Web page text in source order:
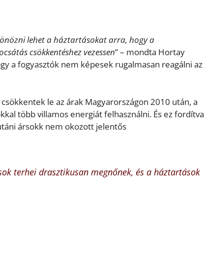
lehet a háztartásokat arra, hogy a
csökkentéshez vezessen” – mondta Hortay
a fogyasztók nem képesek rugalmasan reagálni az
le az árak Magyarországon 2010 után, a
több villamos energiát felhasználni. És ez fordítva
ársokk nem okozott jelentős
terhei drasztikusan megnőnek, és a háztartások